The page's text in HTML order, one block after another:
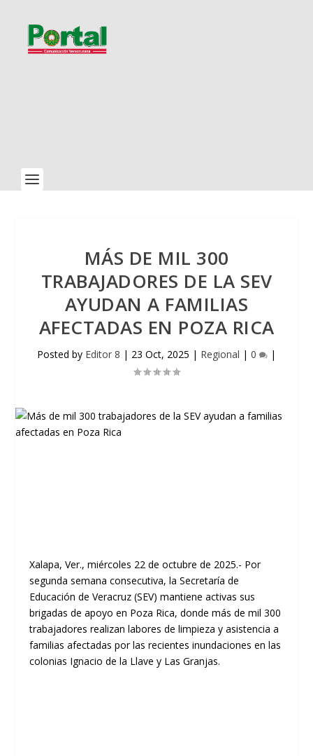
MÁS DE MIL 300
TRABAJADORES DE LA SEV
AYUDAN A FAMILIAS
AFECTADAS EN POZA RICA
Posted by Editor 8 | 23 Oct, 2025 | Regional | 0 |
Xalapa, Ver., miércoles 22 de octubre de 2025.- Por
segunda semana consecutiva, la Secretaría de
Educación de Veracruz (SEV) mantiene activas sus
brigadas de apoyo en Poza Rica, donde más de mil 300
trabajadores realizan labores de limpieza y asistencia a
familias afectadas por las recientes inundaciones en las
colonias Ignacio de la Llave y Las Granjas.